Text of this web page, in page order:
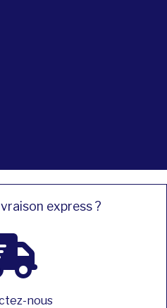
express ?
nous